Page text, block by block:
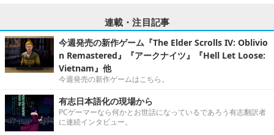
連載・注目記事
今週発売の新作ゲーム『The Elder Scrolls IV: Oblivio
n Remastered』『アークナイツ』『Hell Let Loose:
Vietnam』他
今週発売の新作ゲームはこちら。
有志日本語化の現場から
PCゲーマーなら何かとお世話になっているであろう有志翻訳者
に連続インタビュー。